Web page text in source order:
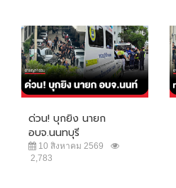
ด่วน! บุกยิง นายก
อบจ.นนทบุรี
10 สิงหาคม 2569
2,783